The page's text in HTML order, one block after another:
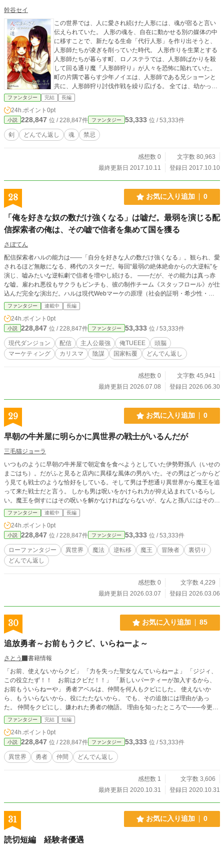
幹谷セイ
この世界では、人に愛され続けた人形には、魂が宿ると言い
伝えられていた。 人形の魂を、自在に動かせる別の媒体の中
に移すことで、新たなる生命「代行人形」を作り出そうと、
人形師たちが凌ぎを削っていた時代。 人形作りを生業とする
人形師たちが暮らす町、ロノステラでは、人形師ばかりを殺
して回る通り魔『人形師狩り』が人々を恐怖に陥れていた。
町の片隅で暮らす少年ノイエは、人形師である兄ショーンと
共に、人形師狩り討伐作戦を繰り広げる。 全ては、幼かった
頃に別れた大切な少女レインと再会するために――。 「人は
人の中に紛れる代行人形の存在に、きっと気付けない――」
愛する人と進むべき道を繋ぐため。魂を持つ人形たちの祭典
が始まる。 人形の町で繰り広げられる、ミステリアスファン
タジー。
ファンタジー 完結 長編
24h.ポイント 0pt
小説 228,847 位 / 228,847件 ファンタジー 53,333 位 / 53,333件
剣 どんでん返し 魂 禁忌
感想数 0
文字数 80,963
最終更新日 2017.10.11
登録日 2017.10.10
28 お気に入り追加 0
「俺を好きな奴の数だけ強くなる」は嘘だ。最弱を演じる配
信探索者の俺は、その嘘で信者を集めて国を獲る
さぼてん
配信探索者ハルの能力は——「自分を好きな人の数だけ強くなる」。観られ、愛
されるほど無敵になる、稀代のスターだ。毎回“最弱の絶体絶命からの大逆転”を
演じ、嘘みたいな逆転劇で信者を増やし続ける。 ——だが、その能力は真っ赤
な嘘。雇われ悪役もサクラもピンチも、彼の制作チーム《スタッフロール》が仕
込んだ完全な演出だ。ハルは現代Webマーケの原理（社会的証明・希少性・ピ
ークエンドの法則…）を一つずつ実演し、“愛”という名の信者を、淡々と刈り集
めていく。 なぜ、そこまでして人の心を集めるのか。新入りスタッフのナギ
は、まだ知らない。最弱を演じる男の本当の狙いが——この国を、ひっくり返す
ことだと。 かつて、数百万に見られながら誰にも助けられず死んだ父。その“見
殺しの興行”を生んだ体制ごと、ハルは内側から食い破るつもりだった。集めた
愛を、兵に変えて。
ファンタジー 連載中 長編
24h.ポイント 0pt
小説 228,847 位 / 228,847件 ファンタジー 53,333 位 / 53,333件
現代ダンジョン 配信 主人公最強 俺TUEEE
頭脳
マーケティング
カリスマ 陰謀 国家転覆 どんでん返し
感想数 0
文字数 45,941
最終更新日 2026.07.08
登録日 2026.06.30
29 お気に入り追加 0
早朝の牛丼屋に明らかに異世界の戦士がいるんだが
三毛猫ジョーラ
いつものように早朝の牛丼屋で朝定食を食べようとしていた伊勢野孫八（いせの
まごはち）。だがふと見ると店内に異様な風体の男がいた。その男はどっからど
う見ても戦士のような恰好をしている。そして男は予想通り異世界から魔王を追
って来た戦士だと言う。 しかも男は呪いをかけられ力が抑え込まれているらし
い。魔王を倒すにはその呪いを解かなければならないが、なんと孫八にはその能
力があった。 魔王の力によって次第に街中に魔物が現れ始める。レベルを上げ
るため孫八は無理矢理魔物達と戦わなければならなくなった。 果して見事戦士
の呪いを解き、魔王退治を成し遂げられるのか——
ファンタジー 連載中 長編
24h.ポイント 0pt
小説 228,847 位 / 228,847件 ファンタジー 53,333 位 / 53,333件
ローファンタジー 異世界 魔法 逆転移 魔王 冒険者
裏切り
どんでん返し
感想数 0
文字数 4,229
最終更新日 2026.03.07
登録日 2026.03.06
30 お気に入り追加 85
追放勇者～お前もうクビ、いらねーよ～
さとう
書籍情報
「お前、使えないからクビ」 「力を失った聖女なんていらねーよ」 「ジジィ、
この役立たず！！ お前はクビだ！！」 「新しいパーティーが加入するから、
お前もういらねーや」 勇者アベルは、仲間を何人もクビにした。 使えないか
ら、もういらないから、役にたたないから。 でも、その追放には理由があっ
た。 仲間をクビにし、嫌われた勇者の物語。 理由を知ったところで───今更も
う遅い。
ファンタジー 完結 短編
24h.ポイント 0pt
小説 228,847 位 / 228,847件 ファンタジー 53,333 位 / 53,333件
異世界 勇者 仲間 どんでん返し
感想数 1
文字数 3,606
最終更新日 2020.10.31
登録日 2020.10.31
31 お気に入り追加 0
読切短編 経験者優遇